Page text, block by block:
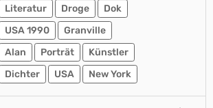
Literatur Droge
Dok
USA 1990
Granville
Alan
Porträt
Künstler
Dichter
USA New York